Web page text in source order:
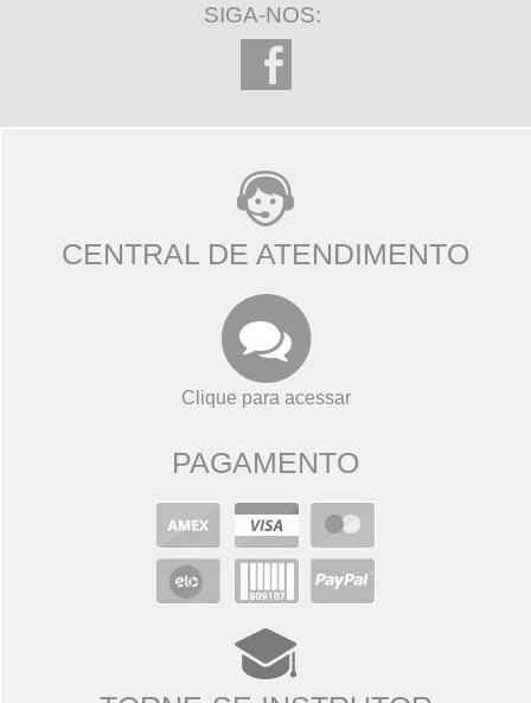
SIGA-NOS:
CENTRAL DE ATENDIMENTO
Clique para acessar
PAGAMENTO